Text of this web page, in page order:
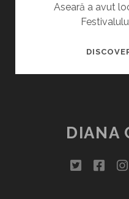
Aseară a avut
DIANA
twitter